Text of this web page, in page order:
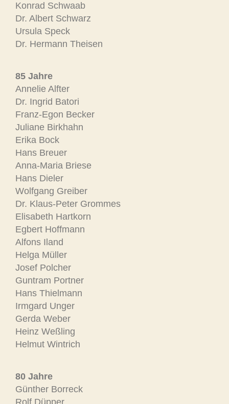
Konrad Schwaab
Dr. Albert Schwarz
Ursula Speck
Dr. Hermann Theisen
85 Jahre
Annelie Alfter
Dr. Ingrid Batori
Franz-Egon Becker
Juliane Birkhahn
Erika Bock
Hans Breuer
Anna-Maria Briese
Hans Dieler
Wolfgang Greiber
Dr. Klaus-Peter Grommes
Elisabeth Hartkorn
Egbert Hoffmann
Alfons Iland
Helga Müller
Josef Polcher
Guntram Portner
Hans Thielmann
Irmgard Unger
Gerda Weber
Heinz Weßling
Helmut Wintrich
80 Jahre
Günther Borreck